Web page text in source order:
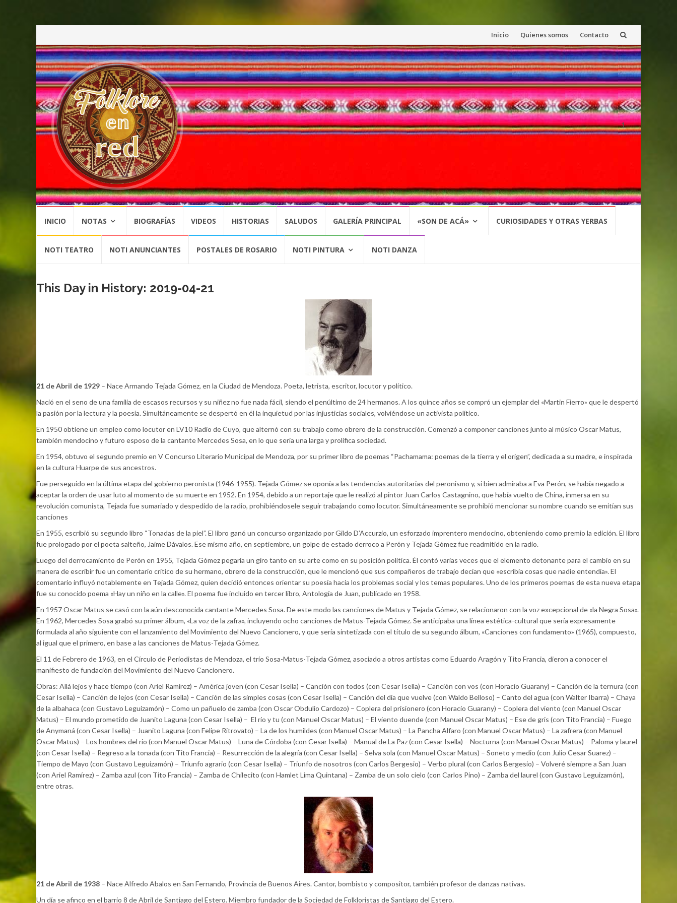
Saltar
al
contenido
Inicio Quienes somos Contacto
1
contenido
INICIO NOTAS BIOGRAFÍAS VIDEOS HISTORIAS SALUDOS GALERÍA PRINCIPAL «SON DE ACÁ» CURIOSIDADES Y OTRAS YERBAS
NOTI TEATRO NOTI ANUNCIANTES POSTALES DE ROSARIO NOTI PINTURA NOTI DANZA
This Day in History: 2019-04-21
21 de Abril de 1929 – Nace Armando Tejada Gómez, en la Ciudad de Mendoza. Poeta, letrista, escritor, locutor y político.
Nació en el seno de una familia de escasos recursos y su niñez no fue nada fácil, siendo el penúltimo de 24 hermanos. A los quince años se compró un ejemplar del «Martin Fierro» que le despertó
la pasión por la lectura y la poesía. Simultáneamente se despertó en él la inquietud por las injusticias sociales, volviéndose un activista político.
En 1950 obtiene un empleo como locutor en LV10 Radio de Cuyo, que alternó con su trabajo como obrero de la construcción. Comenzó a componer canciones junto al músico Oscar Matus,
también mendocino y futuro esposo de la cantante Mercedes Sosa, en lo que sería una larga y prolífica sociedad.
En 1954, obtuvo el segundo premio en V Concurso Literario Municipal de Mendoza, por su primer libro de poemas “Pachamama: poemas de la tierra y el origen”, dedicada a su madre, e inspirada
en la cultura Huarpe de sus ancestros.
Fue perseguido en la última etapa del gobierno peronista (1946-1955). Tejada Gómez se oponía a las tendencias autoritarias del peronismo y, si bien admiraba a Eva Perón, se había negado a
aceptar la orden de usar luto al momento de su muerte en 1952. En 1954, debido a un reportaje que le realizó al pintor Juan Carlos Castagnino, que había vuelto de China, inmersa en su
revolución comunista, Tejada fue sumariado y despedido de la radio, prohibiéndosele seguir trabajando como locutor. Simultáneamente se prohibió mencionar su nombre cuando se emitían sus
canciones
En 1955, escribió su segundo libro “Tonadas de la piel”. El libro ganó un concurso organizado por Gildo D’Accurzio, un esforzado imprentero mendocino, obteniendo como premio la edición. El libro
fue prologado por el poeta salteño, Jaime Dávalos. Ese mismo año, en septiembre, un golpe de estado derroco a Perón y Tejada Gómez fue readmitido en la radio.
Luego del derrocamiento de Perón en 1955, Tejada Gómez pegaría un giro tanto en su arte como en su posición política. Él contó varias veces que el elemento detonante para el cambio en su
manera de escribir fue un comentario crítico de su hermano, obrero de la construcción, que le mencionó que sus compañeros de trabajo decían que «escribía cosas que nadie entendía». El
comentario influyó notablemente en Tejada Gómez, quien decidió entonces orientar su poesía hacia los problemas social y los temas populares. Uno de los primeros poemas de esta nueva etapa
fue su conocido poema «Hay un niño en la calle». El poema fue incluido en tercer libro, Antología de Juan, publicado en 1958.
En 1957 Oscar Matus se casó con la aún desconocida cantante Mercedes Sosa. De este modo las canciones de Matus y Tejada Gómez, se relacionaron con la voz excepcional de «la Negra Sosa».
En 1962, Mercedes Sosa grabó su primer álbum, «La voz de la zafra», incluyendo ocho canciones de Matus-Tejada Gómez. Se anticipaba una línea estética-cultural que sería expresamente
formulada al año siguiente con el lanzamiento del Movimiento del Nuevo Cancionero, y que sería sintetizada con el título de su segundo álbum, «Canciones con fundamento» (1965), compuesto,
al igual que el primero, en base a las canciones de Matus-Tejada Gómez.
El 11 de Febrero de 1963, en el Círculo de Periodistas de Mendoza, el trío Sosa-Matus-Tejada Gómez, asociado a otros artistas como Eduardo Aragón y Tito Francia, dieron a conocer el
manifiesto de fundación del Movimiento del Nuevo Cancionero.
Obras: Allá lejos y hace tiempo (con Ariel Ramírez) – América joven (con Cesar Isella) – Canción con todos (con Cesar Isella) – Canción con vos (con Horacio Guarany) – Canción de la ternura (con
Cesar Isella) – Canción de lejos (con Cesar Isella) – Canción de las simples cosas (con Cesar Isella) – Canción del día que vuelve (con Waldo Belloso) – Canto del agua (con Walter Ibarra) – Chaya
de la albahaca (con Gustavo Leguizamón) – Como un pañuelo de zamba (con Oscar Obdulio Cardozo) – Coplera del prisionero (con Horacio Guarany) – Coplera del viento (con Manuel Oscar
Matus) – El mundo prometido de Juanito Laguna (con Cesar Isella) – El rio y tu (con Manuel Oscar Matus) – El viento duende (con Manuel Oscar Matus) – Ese de gris (con Tito Francia) – Fuego
de Anymaná (con Cesar Isella) – Juanito Laguna (con Felipe Ritrovato) – La de los humildes (con Manuel Oscar Matus) – La Pancha Alfaro (con Manuel Oscar Matus) – La zafrera (con Manuel
Oscar Matus) – Los hombres del rio (con Manuel Oscar Matus) – Luna de Córdoba (con Cesar Isella) – Manual de La Paz (con Cesar Isella) – Nocturna (con Manuel Oscar Matus) – Paloma y laurel
(con Cesar Isella) – Regreso a la tonada (con Tito Francia) – Resurrección de la alegría (con Cesar Isella) – Selva sola (con Manuel Oscar Matus) – Soneto y medio (con Julio Cesar Suarez) –
Tiempo de Mayo (con Gustavo Leguizamón) – Triunfo agrario (con Cesar Isella) – Triunfo de nosotros (con Carlos Bergesio) – Verbo plural (con Carlos Bergesio) – Volveré siempre a San Juan
(con Ariel Ramírez) – Zamba azul (con Tito Francia) – Zamba de Chilecito (con Hamlet Lima Quintana) – Zamba de un solo cielo (con Carlos Pino) – Zamba del laurel (con Gustavo Leguizamón),
entre otras.
21 de Abril de 1938 – Nace Alfredo Abalos en San Fernando, Provincia de Buenos Aires. Cantor, bombisto y compositor, también profesor de danzas nativas.
Un día se afinco en el barrio 8 de Abril de Santiago del Estero. Miembro fundador de la Sociedad de Folkloristas de Santiago del Estero.